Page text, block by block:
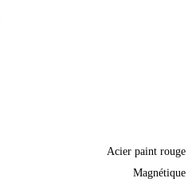
Acier paint rouge
Magnétique